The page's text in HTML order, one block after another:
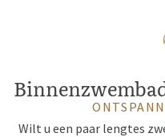
Wilt u een paar lengtes